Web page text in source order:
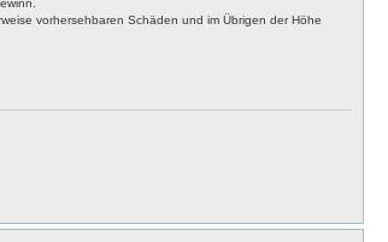
vorhersehbaren Schäden und im Übrigen der Höhe